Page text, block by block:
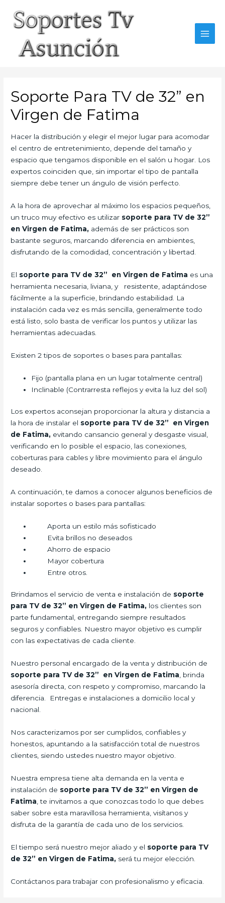
content
Soporte Para TV de 32” en
Virgen de Fatima
Hacer la distribución y elegir el mejor lugar para acomodar
el centro de entretenimiento, depende del tamaño y
espacio que tengamos disponible en el salón u hogar. Los
expertos coinciden que, sin importar el tipo de pantalla
siempre debe tener un ángulo de visión perfecto.
A la hora de aprovechar al máximo los espacios pequeños,
un truco muy efectivo es utilizar soporte para TV de 32”
en Virgen de Fatima, además de ser prácticos son
bastante seguros, marcando diferencia en ambientes,
disfrutando de la comodidad, concentración y libertad.
El soporte para TV de 32” en Virgen de Fatima es una
herramienta necesaria, liviana, y resistente, adaptándose
fácilmente a la superficie, brindando estabilidad. La
instalación cada vez es más sencilla, generalmente todo
está listo, solo basta de verificar los puntos y utilizar las
herramientas adecuadas.
Existen 2 tipos de soportes o bases para pantallas:
Fijo (pantalla plana en un lugar totalmente central)
Inclinable (Contrarresta reflejos y evita la luz del sol)
Los expertos aconsejan proporcionar la altura y distancia a
la hora de instalar el soporte para TV de 32” en Virgen
de Fatima, evitando cansancio general y desgaste visual,
verificando en lo posible el espacio, las conexiones,
coberturas para cables y libre movimiento para el ángulo
deseado.
A continuación, te damos a conocer algunos beneficios de
instalar soportes o bases para pantallas:
Aporta un estilo más sofisticado
Evita brillos no deseados
Ahorro de espacio
Mayor cobertura
Entre otros.
Brindamos el servicio de venta e instalación de soporte
para TV de 32” en Virgen de Fatima, los clientes son
parte fundamental, entregando siempre resultados
seguros y confiables. Nuestro mayor objetivo es cumplir
con las expectativas de cada cliente.
Nuestro personal encargado de la venta y distribución de
soporte para TV de 32” en Virgen de Fatima, brinda
asesoría directa, con respeto y compromiso, marcando la
diferencia. Entregas e instalaciones a domicilio local y
nacional.
Nos caracterizamos por ser cumplidos, confiables y
honestos, apuntando a la satisfacción total de nuestros
clientes, siendo ustedes nuestro mayor objetivo.
Nuestra empresa tiene alta demanda en la venta e
instalación de soporte para TV de 32” en Virgen de
Fatima , te invitamos a que conozcas todo lo que debes
saber sobre esta maravillosa herramienta, visítanos y
disfruta de la garantía de cada uno de los servicios.
El tiempo será nuestro mejor aliado y el soporte para TV
de 32” en Virgen de Fatima, será tu mejor elección.
Contáctanos para trabajar con profesionalismo y eficacia.